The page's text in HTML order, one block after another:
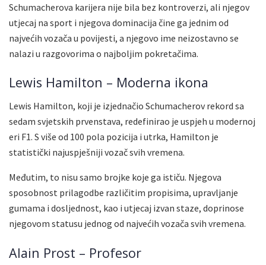
Schumacherova karijera nije bila bez kontroverzi, ali njegov
utjecaj na sport i njegova dominacija čine ga jednim od
najvećih vozača u povijesti, a njegovo ime neizostavno se
nalazi u razgovorima o najboljim pokretačima.
Lewis Hamilton – Moderna ikona
Lewis Hamilton, koji je izjednačio Schumacherov rekord sa
sedam svjetskih prvenstava, redefinirao je uspjeh u modernoj
eri F1. S više od 100 pola pozicija i utrka, Hamilton je
statistički najuspješniji vozač svih vremena.
Međutim, to nisu samo brojke koje ga ističu. Njegova
sposobnost prilagodbe različitim propisima, upravljanje
gumama i dosljednost, kao i utjecaj izvan staze, doprinose
njegovom statusu jednog od najvećih vozača svih vremena.
Alain Prost – Profesor